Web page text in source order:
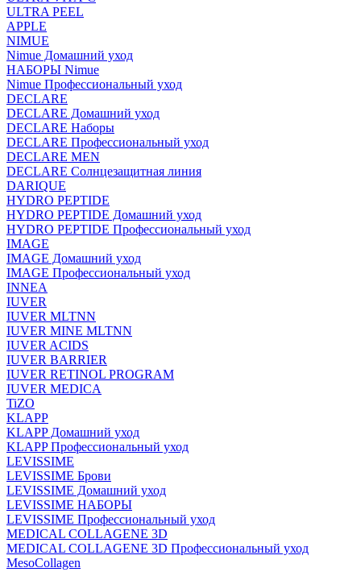
ULTRA PEEL
APPLE
NIMUE
Nimue Домашний уход
НАБОРЫ Nimue
Nimue Профессиональный уход
DECLARE
DECLARE Домашний уход
DECLARE Наборы
DECLARE Профессиональный уход
DECLARE MEN
DECLARE Солнцезащитная линия
DARIQUE
HYDRO PEPTIDE
HYDRO PEPTIDE Домашний уход
HYDRO PEPTIDE Профессиональный уход
IMAGE
IMAGE Домашний уход
IMAGE Профессиональный уход
INNEA
IUVER
IUVER MLTNN
IUVER MINE MLTNN
IUVER ACIDS
IUVER BARRIER
IUVER RETINOL PROGRAM
IUVER MEDICA
TiZO
KLAPP
KLAPP Домашний уход
KLAPP Профессиональный уход
LEVISSIME
LEVISSIME Брови
LEVISSIME Домашний уход
LEVISSIME НАБОРЫ
LEVISSIME Профессиональный уход
MEDICAL COLLAGENE 3D
MEDICAL COLLAGENE 3D Профессиональный уход
MesoCollagen